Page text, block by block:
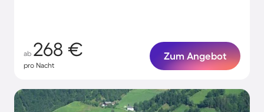
ab 268 €
pro Nacht
Zum Angebot